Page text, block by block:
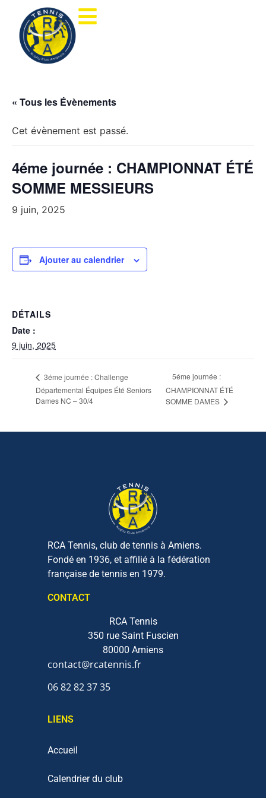
« Tous les Évènements
Cet évènement est passé.
4éme journée : CHAMPIONNAT ÉTÉ
SOMME MESSIEURS
9 juin, 2025
Ajouter au calendrier
DÉTAILS
Date :
9 juin, 2025
3éme journée : Challenge
Départemental Équipes Été Seniors
Dames NC – 30/4
5éme journée :
CHAMPIONNAT ÉTÉ
SOMME DAMES
RCA Tennis, club de tennis à Amiens.
Fondé en 1936, et affilié à la fédération
française de tennis en 1979.
CONTACT
RCA Tennis
350 rue Saint Fuscien
80000 Amiens
contact@rcatennis.fr
06 82 82 37 35‬
LIENS
Accueil
Calendrier du club